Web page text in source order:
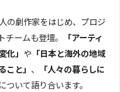
の劇作家をはじめ、プロジ
ームも登壇。
「アーティ
化」 や 「日本と海外の地域
こと」 、
「人々の暮らしに
について語り合います。